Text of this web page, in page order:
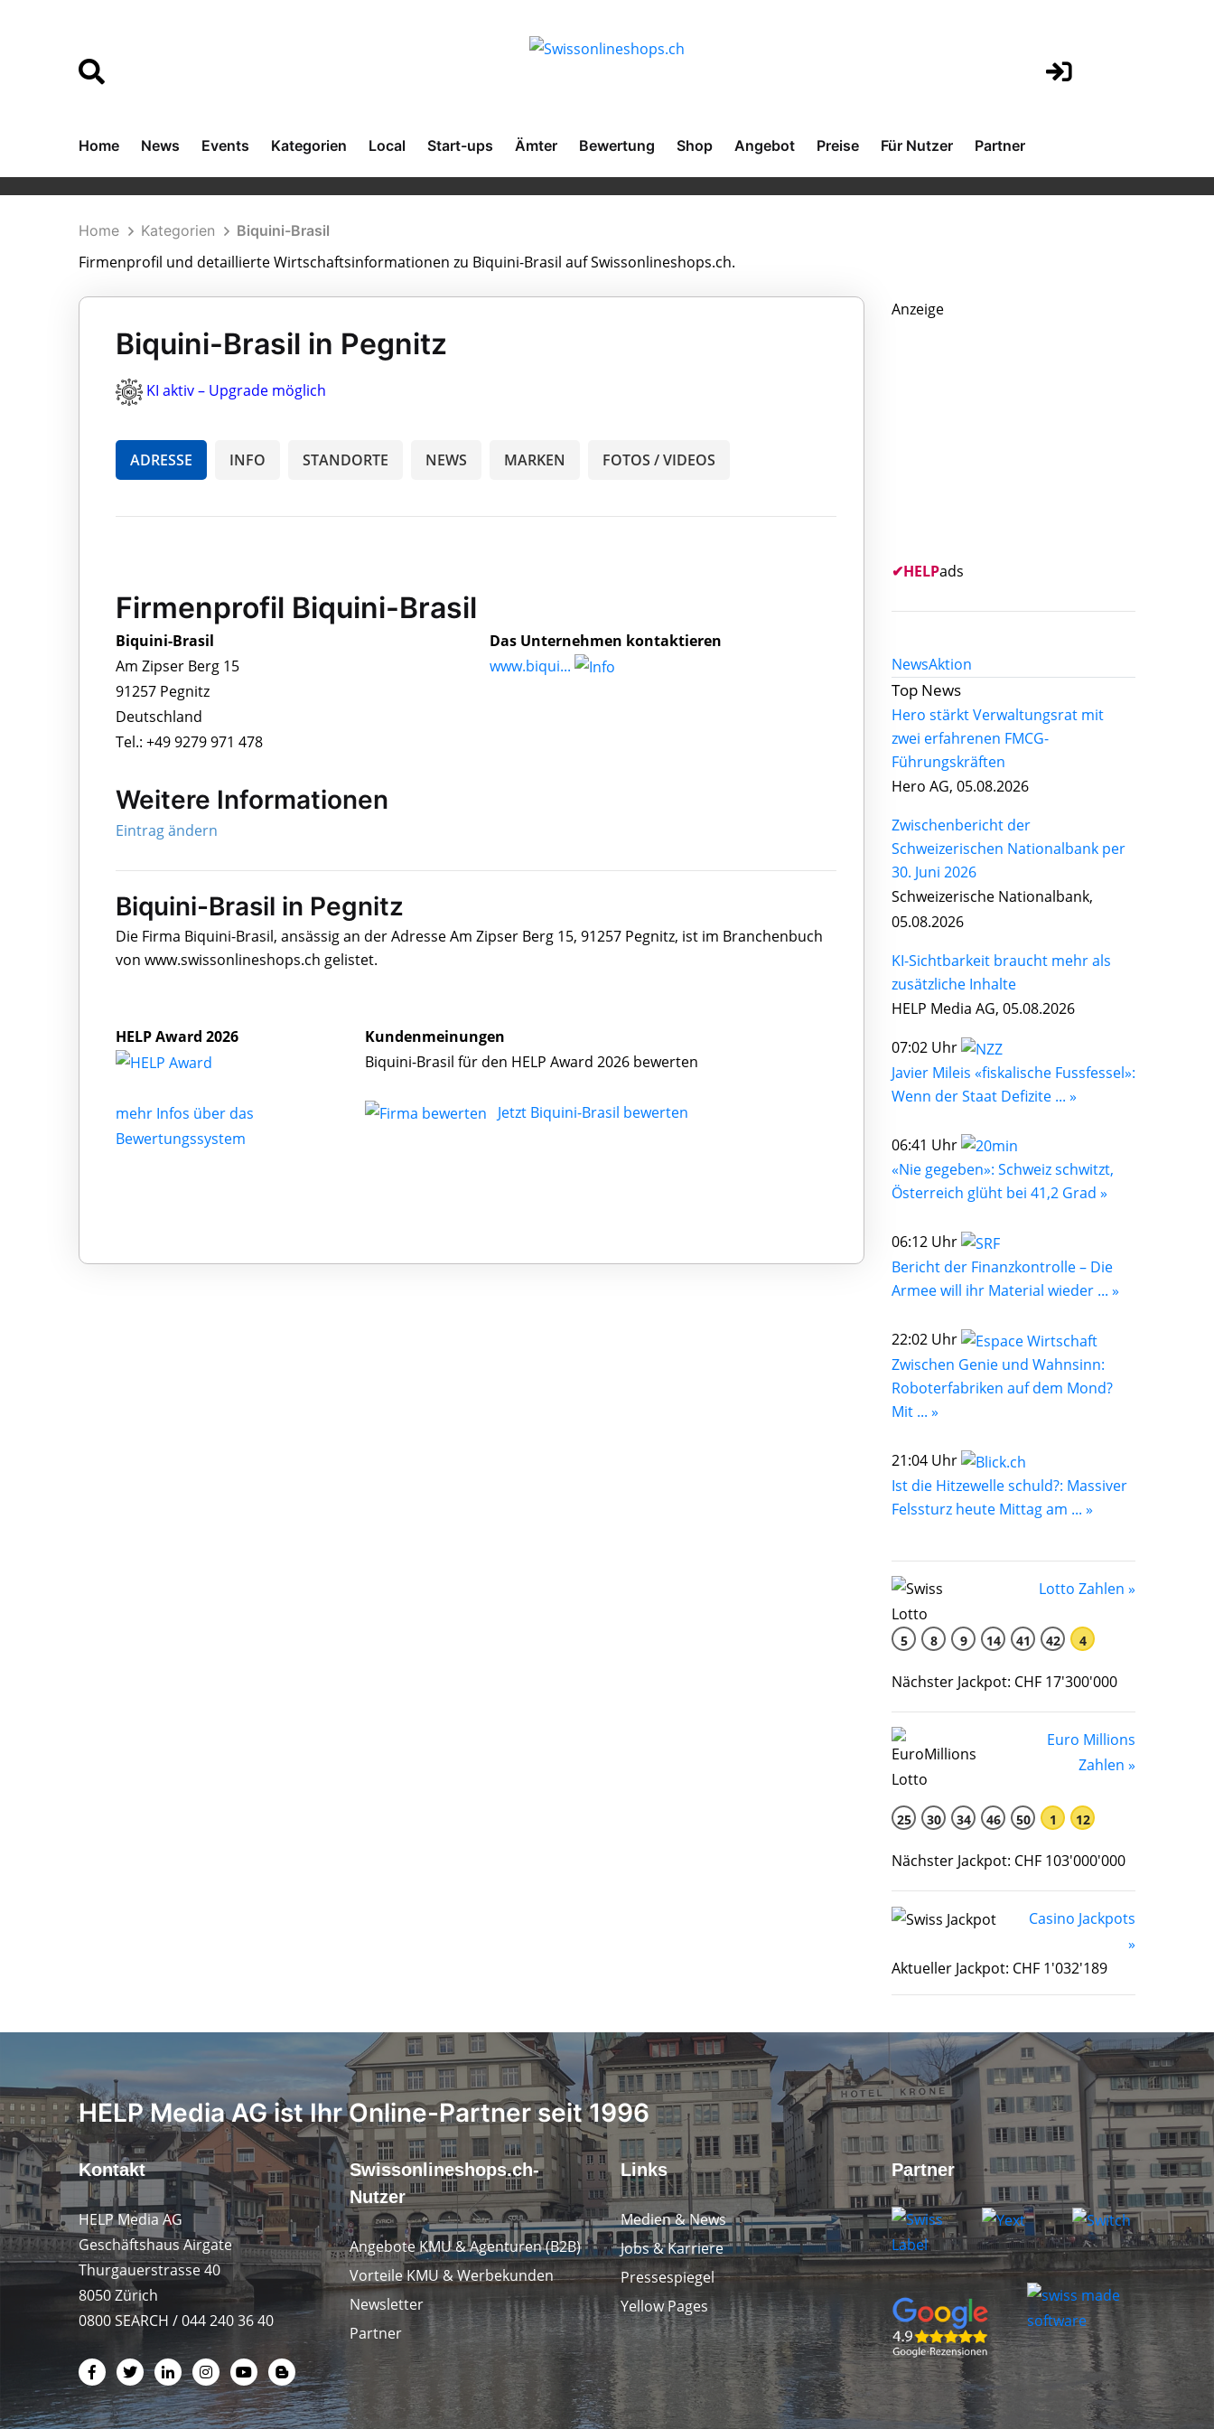
Home News Events Kategorien Local Start-ups Ämter Bewertung Shop Angebot Preise Für Nutzer Partner
Home Kategorien Biquini-Brasil
Firmenprofil und detaillierte Wirtschaftsinformationen zu Biquini-Brasil auf Swissonlineshops.ch.
Biquini-Brasil in Pegnitz
KI aktiv – Upgrade möglich
ADRESSE INFO STANDORTE NEWS MARKEN FOTOS / VIDEOS
Firmenprofil Biquini-Brasil
Biquini-Brasil
Am Zipser Berg 15
91257 Pegnitz
Deutschland
Tel.: +49 9279 971 478
Das Unternehmen kontaktieren
www.biqui...
Weitere Informationen
Eintrag ändern
Biquini-Brasil in Pegnitz
Die Firma Biquini-Brasil, ansässig an der Adresse Am Zipser Berg 15, 91257 Pegnitz, ist im Branchenbuch
von www.swissonlineshops.ch gelistet.
HELP Award 2026
mehr Infos über das
Bewertungssystem
Kundenmeinungen
Biquini-Brasil für den HELP Award 2026 bewerten
Jetzt Biquini-Brasil bewerten
Anzeige
✔HELPads
NewsAktion
Top News
Hero stärkt Verwaltungsrat mit
zwei erfahrenen FMCG-
Führungskräften
Hero AG, 05.08.2026
Zwischenbericht der
Schweizerischen Nationalbank per
30. Juni 2026
Schweizerische Nationalbank,
05.08.2026
KI-Sichtbarkeit braucht mehr als
zusätzliche Inhalte
HELP Media AG, 05.08.2026
07:02 Uhr
Javier Mileis «fiskalische Fussfessel»:
Wenn der Staat Defizite ... »
06:41 Uhr
«Nie gegeben»: Schweiz schwitzt,
Österreich glüht bei 41,2 Grad »
06:12 Uhr
Bericht der Finanzkontrolle – Die
Armee will ihr Material wieder ... »
22:02 Uhr
Zwischen Genie und Wahnsinn:
Roboterfabriken auf dem Mond?
Mit ... »
21:04 Uhr
Ist die Hitzewelle schuld?: Massiver
Felssturz heute Mittag am ... »
Lotto Zahlen »
5 8 9 14 41 42 4
Nächster Jackpot: CHF 17'300'000
Euro Millions
Zahlen »
25 30 34 46 50 1 12
Nächster Jackpot: CHF 103'000'000
Casino Jackpots
»
Aktueller Jackpot: CHF 1'032'189
HELP Media AG ist Ihr Online-Partner seit 1996
Kontakt
HELP Media AG
Geschäftshaus Airgate
Thurgauerstrasse 40
8050 Zürich
0800 SEARCH / 044 240 36 40
Swissonlineshops.ch-
Nutzer
Angebote KMU & Agenturen (B2B)
Vorteile KMU & Werbekunden
Newsletter
Partner
Links
Medien & News
Jobs & Karriere
Pressespiegel
Yellow Pages
Partner